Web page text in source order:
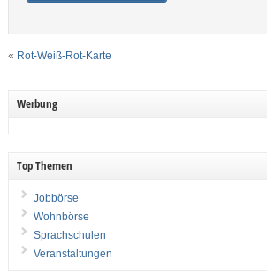
« Rot-Weiß-Rot-Karte
Werbung
Top Themen
Jobbörse
Wohnbörse
Sprachschulen
Veranstaltungen